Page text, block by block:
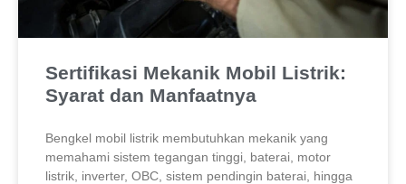
Sertifikasi Mekanik Mobil Listrik:
Syarat dan Manfaatnya
Bengkel mobil listrik membutuhkan mekanik yang
memahami sistem tegangan tinggi, baterai, motor
listrik, inverter, OBC, sistem pendingin baterai, hingga